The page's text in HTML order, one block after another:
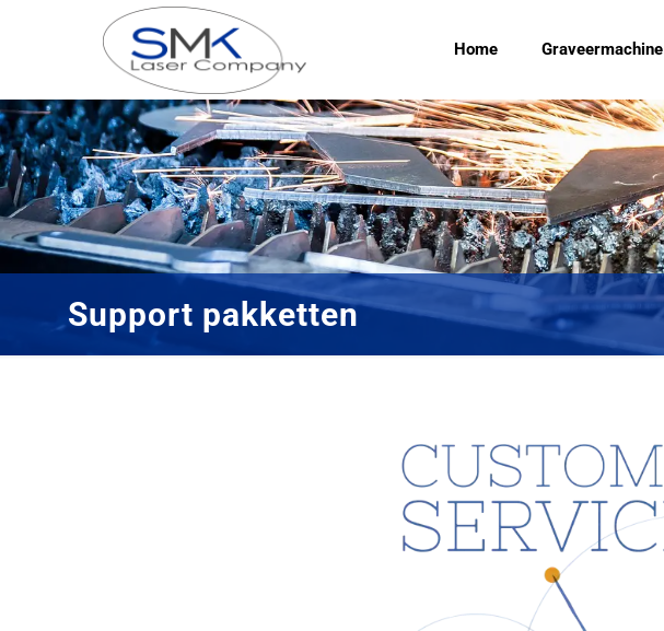
Home Graveermachine
Support pakketten